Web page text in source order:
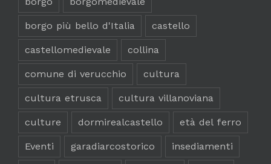
borgo più bello d'Italia castello
castellomedievale collina
comune di verucchio cultura
cultura etrusca cultura villanoviana
culture dormirealcastello età del ferro
Eventi garadiarcostorico insediamenti